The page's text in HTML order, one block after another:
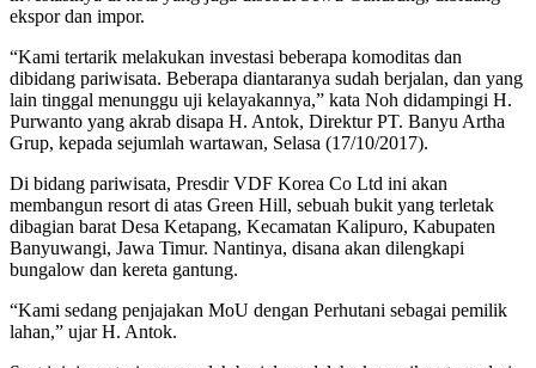
ekspor dan impor.
“Kami tertarik melakukan investasi beberapa komoditas dan
dibidang pariwisata. Beberapa diantaranya sudah berjalan, dan yang
lain tinggal menunggu uji kelayakannya,” kata Noh didampingi H.
Purwanto yang akrab disapa H. Antok, Direktur PT. Banyu Artha
Grup, kepada sejumlah wartawan, Selasa (17/10/2017).
Di bidang pariwisata, Presdir VDF Korea Co Ltd ini akan
membangun resort di atas Green Hill, sebuah bukit yang terletak
dibagian barat Desa Ketapang, Kecamatan Kalipuro, Kabupaten
Banyuwangi, Jawa Timur. Nantinya, disana akan dilengkapi
bungalow dan kereta gantung.
“Kami sedang penjajakan MoU dengan Perhutani sebagai pemilik
lahan,” ujar H. Antok.